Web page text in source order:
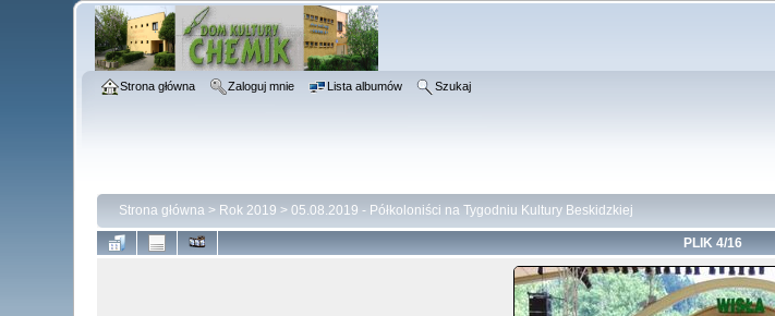
Strona główna Zaloguj mnie Lista albumów Szukaj
Strona główna> Rok 2019 > 05.08.2019 - Półkoloniści na Tygodniu Kultury Beskidzkiej
PLIK 4/16